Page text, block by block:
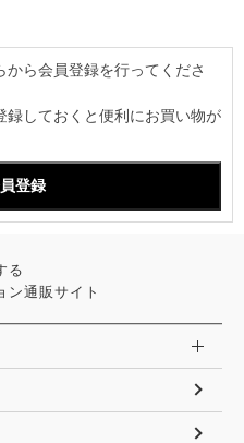
ら会員登録を行ってくださ
録しておくと便利にお買い物が
る
ン通販サイト